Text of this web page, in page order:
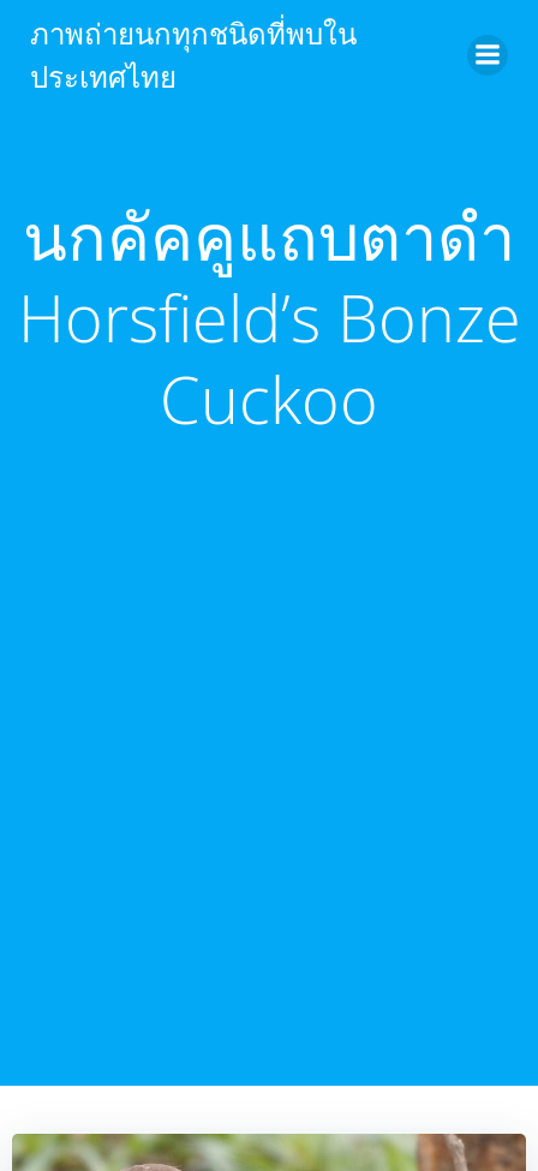
Skip
to
ภาพถ่ายนกทุกชนิดที่พบใน
ประเทศไทย
นกคัคคูแถบตาดำ
Horsfield’s Bonze
Cuckoo